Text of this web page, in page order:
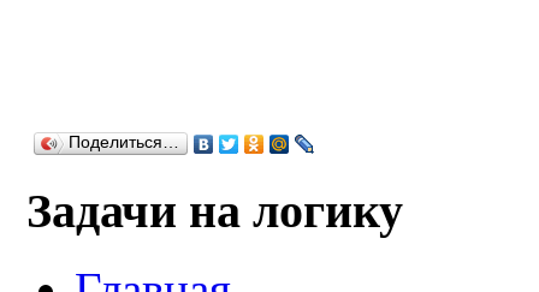
Поделиться…
Задачи на логику